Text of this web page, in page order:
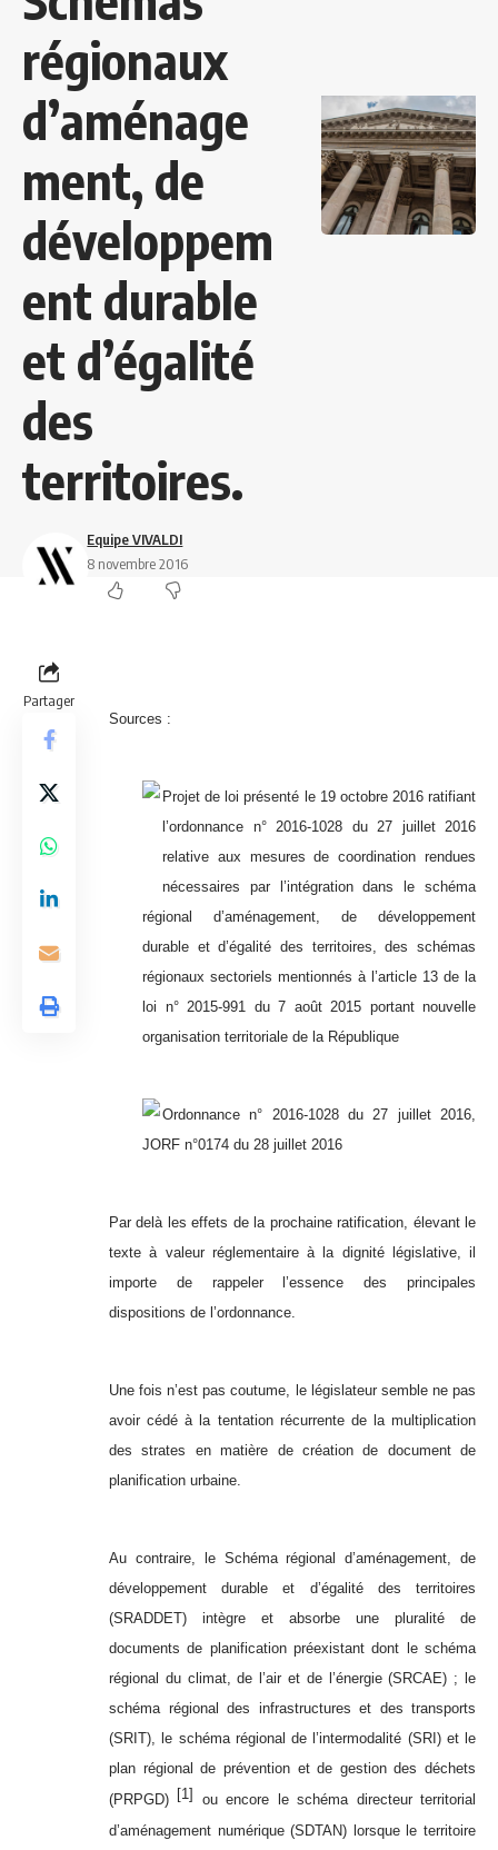
régionaux
d’aménage
ment, de
développem
ent durable
et d’égalité
des
territoires.
Equipe VIVALDI
8 novembre 2016
Partager
Sources :
Projet de loi présenté le 19 octobre 2016 ratifiant
l’ordonnance n° 2016-1028 du 27 juillet 2016
relative aux mesures de coordination rendues
nécessaires par l’intégration dans le schéma
régional d’aménagement, de développement
durable et d’égalité des territoires, des schémas
régionaux sectoriels mentionnés à l’article 13 de la
loi n° 2015-991 du 7 août 2015 portant nouvelle
organisation territoriale de la République
Ordonnance n° 2016-1028 du 27 juillet 2016,
JORF n°0174 du 28 juillet 2016
Par delà les effets de la prochaine ratification, élevant le
texte à valeur réglementaire à la dignité législative, il
importe de rappeler l’essence des principales
dispositions de l’ordonnance.
Une fois n’est pas coutume, le législateur semble ne pas
avoir cédé à la tentation récurrente de la multiplication
des strates en matière de création de document de
planification urbaine.
Au contraire, le Schéma régional d’aménagement, de
développement durable et d’égalité des territoires
(SRADDET) intègre et absorbe une pluralité de
documents de planification préexistantdont le schéma
régional du climat, de l’air et de l’énergie (SRCAE) ; le
schéma régional des infrastructures et des transports
(SRIT), le schéma régional de l’intermodalité (SRI) et le
plan régional de prévention et de gestion des déchets
(PRPGD) [1]
ou encore le schéma directeur territorial
d’aménagement numérique (SDTAN) lorsque le territoire